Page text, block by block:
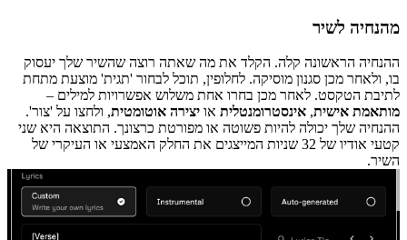
מהנחיה לשיר
ההנחיה הראשונה קלה. הקלד את מה שאתה רוצה שהשיר שלך יעסוק
בו, ולאחר מכן סגנון מוסיקה. לחלופין, תוכל לבחור 'תגית' מוצעת מתחת
לתיבת הטקסט. לאחר מכן בחרו אחת משלוש אפשרויות למילים –
מותאמת אישית, אינסטרומנטלית או יצירה אוטומטית, ולחצו על 'צור'.
ההנחיה שלך יכולה להיות פשוטה או מפורטת כרצונך. התוצאה היא שני
קטעי אודיו של 32 שניות המייצגים את החלק האמצעי או העיקרי של
השיר.